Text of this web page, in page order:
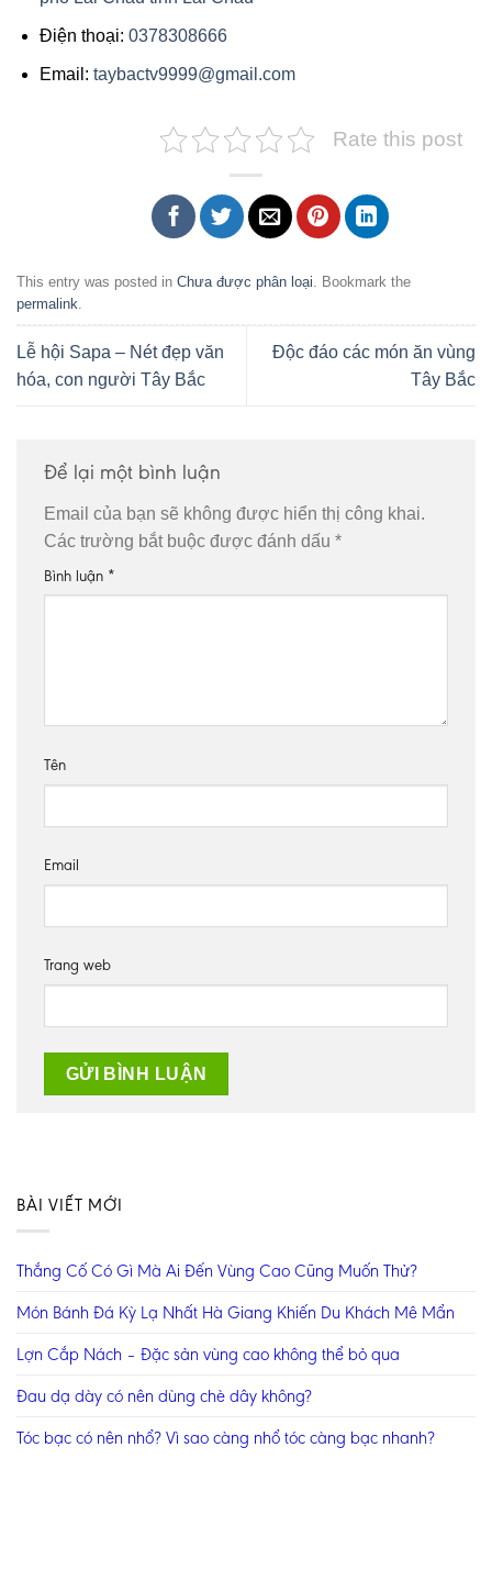
Điện thoại: 0378308666
Email: taybactv9999@gmail.com
Rate this post
This entry was posted in Chưa được phân loại. Bookmark the
permalink.
Lễ hội Sapa – Nét đẹp văn
hóa, con người Tây Bắc
Độc đáo các món ăn vùng
Tây Bắc
Để lại một bình luận
Email của bạn sẽ không được hiển thị công khai.
Các trường bắt buộc được đánh dấu *
Bình luận *
Tên
Email
Trang web
BÀI VIẾT MỚI
Thắng Cố Có Gì Mà Ai Đến Vùng Cao Cũng Muốn Thử?
Món Bánh Đá Kỳ Lạ Nhất Hà Giang Khiến Du Khách Mê Mẩn
Lợn Cắp Nách – Đặc sản vùng cao không thể bỏ qua
Đau dạ dày có nên dùng chè dây không?
Tóc bạc có nên nhổ? Vì sao càng nhổ tóc càng bạc nhanh?